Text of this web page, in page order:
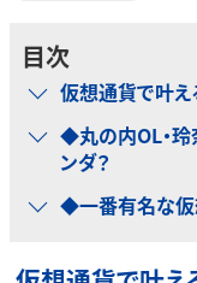
目次
仮想通貨で叶え
◆丸の内OL・玲
ンダ？
◆一番有名な仮